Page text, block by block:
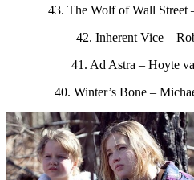
43. The Wolf of Wall Street
42. Inherent Vice –
41. Ad Astra – Hoyte
40. Winter’s Bone –